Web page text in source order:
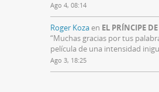
Ago 4, 08:14
Roger Kozaen EL PRÍNCIPE
“Muchas gracias por tus
película de una intensidad
Ago 3, 18:25